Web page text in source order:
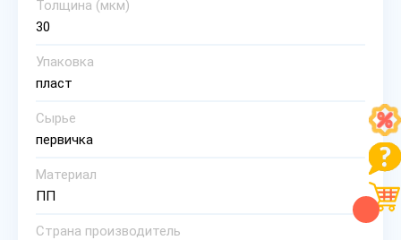
Толщина (мкм)
30
Упаковка
пласт
Сырье
первичка
Материал
ПП
Страна производитель